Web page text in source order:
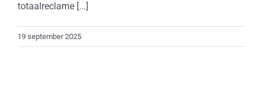
totaalreclame [...]
19 september 2025